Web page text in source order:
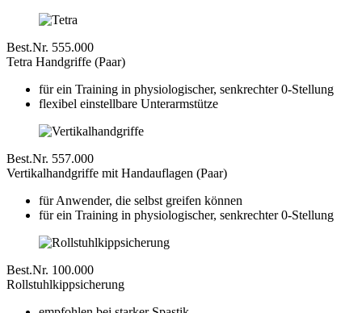
Best.Nr. 555.000
Tetra Handgriffe (Paar)
für ein Training in physiologischer, senkrechter 0-Stellung
flexibel einstellbare Unterarmstütze
Best.Nr. 557.000
Vertikalhandgriffe mit Handauflagen (Paar)
für Anwender, die selbst greifen können
für ein Training in physiologischer, senkrechter 0-Stellung
Best.Nr. 100.000
Rollstuhlkippsicherung